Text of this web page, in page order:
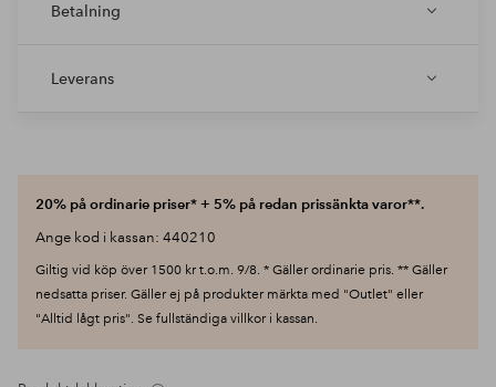
Betalning
Leverans
20% på ordinarie priser* + 5% på redan prissänkta varor**.
Ange kod i kassan: 440210
Giltig vid köp över 1500 kr t.o.m. 9/8. * Gäller ordinarie pris. ** Gäller
nedsatta priser. Gäller ej på produkter märkta med "Outlet" eller
"Alltid lågt pris". Se fullständiga villkor i kassan.